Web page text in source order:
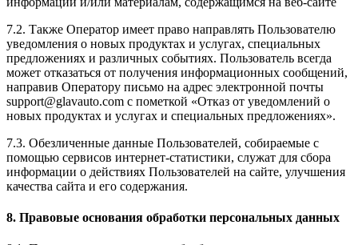
7.2. Также Оператор имеет право направлять Пользователю
уведомления о новых продуктах и услугах, специальных
предложениях и различных событиях. Пользователь всегда
может отказаться от получения информационных сообщений,
направив Оператору письмо на адрес электронной почты
support@glavauto.com с пометкой «Отказ от уведомлений о
новых продуктах и услугах и специальных предложениях».
7.3. Обезличенные данные Пользователей, собираемые с
помощью сервисов интернет-статистики, служат для сбора
информации о действиях Пользователей на сайте, улучшения
качества сайта и его содержания.
8. Правовые основания обработки персональных данных